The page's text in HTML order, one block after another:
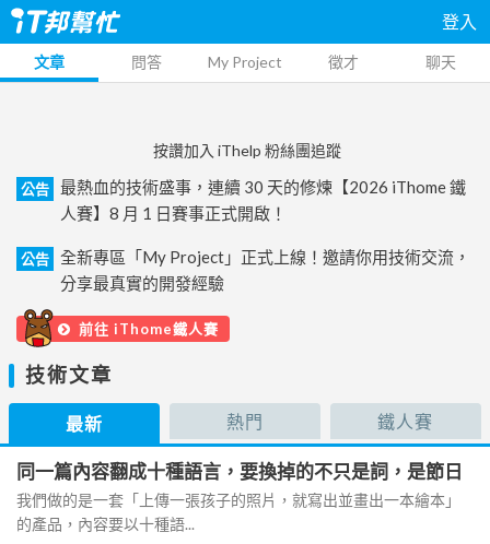
登入
文章 問答 My Project 徵才 聊天
按讚加入 iThelp 粉絲團追蹤
公告
最熱血的技術盛事，連續 30 天的修煉【2026 iThome 鐵
人賽】8 月 1 日賽事正式開啟！
公告
全新專區「My Project」正式上線！邀請你用技術交流，
分享最真實的開發經驗
前往 iThome鐵人賽
技術文章
最新 熱門 鐵人賽
同一篇內容翻成十種語言，要換掉的不只是詞，是節日
我們做的是一套「上傳一張孩子的照片，就寫出並畫出一本繪本」
的產品，內容要以十種語...